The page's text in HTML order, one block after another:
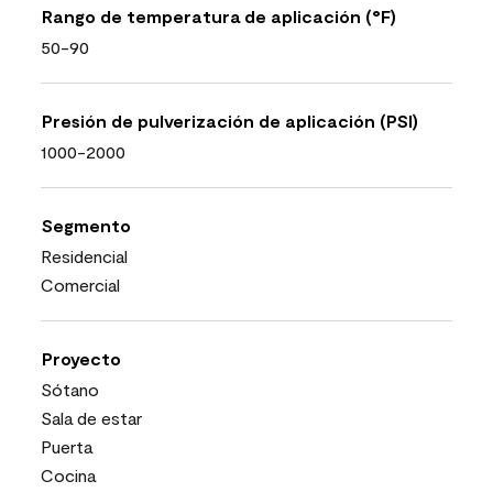
Rango de temperatura de aplicación (°F)
50-90
Presión de pulverización de aplicación (PSI)
1000-2000
Segmento
Residencial
Comercial
Proyecto
Sótano
Sala de estar
Puerta
Cocina